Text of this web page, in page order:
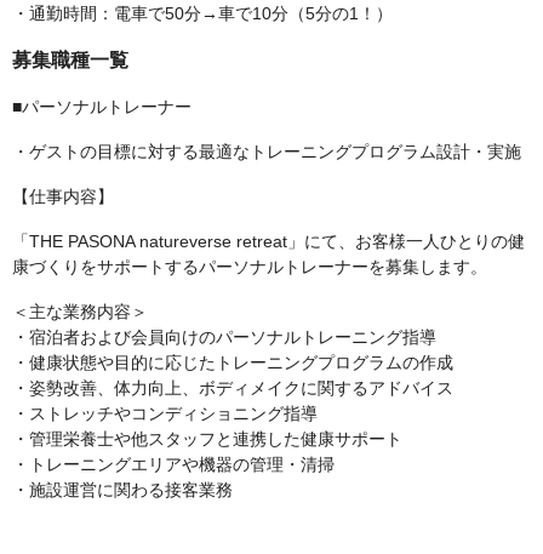
・通勤時間：電車で50分→車で10分（5分の1！）
募集職種一覧
■パーソナルトレーナー
・ゲストの目標に対する最適なトレーニングプログラム設計・実施
【仕事内容】
「THE PASONA natureverse retreat」にて、お客様一人ひとりの健
康づくりをサポートするパーソナルトレーナーを募集します。
＜主な業務内容＞
・宿泊者および会員向けのパーソナルトレーニング指導
・健康状態や目的に応じたトレーニングプログラムの作成
・姿勢改善、体力向上、ボディメイクに関するアドバイス
・ストレッチやコンディショニング指導
・管理栄養士や他スタッフと連携した健康サポート
・トレーニングエリアや機器の管理・清掃
・施設運営に関わる接客業務